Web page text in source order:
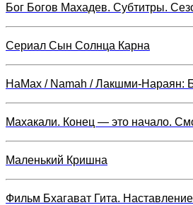
Бог Богов Махадев. Субтитры.
Сериал Сын Солнца Карна
НаМах / Namah / Лакшми-Нараян:
Махакали. Конец — это начало.
Маленький Кришна
Фильм Бхагават Гита.